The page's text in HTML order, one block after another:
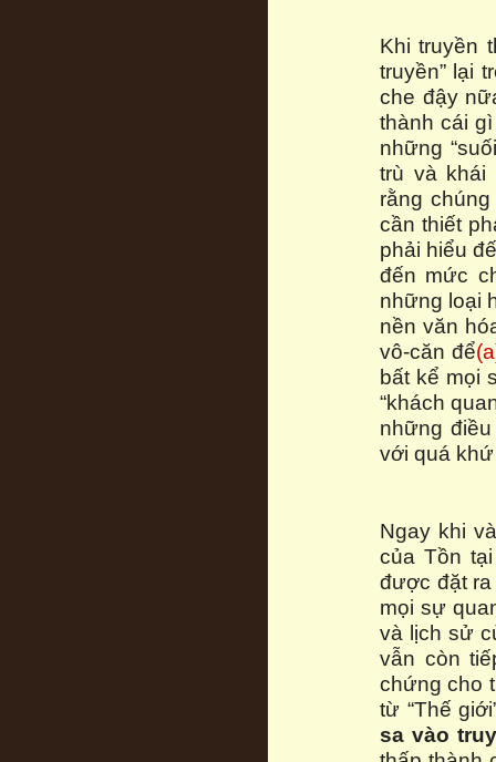
Khi truyền
truyền” lại
che đậy
thành cái
những
trù và khái
rằng
cần thiết
phải hiểu
đến mức
những loại
nền văn
vô-căn để
bất kể mọi
“khách
những
với quá
Ngay khi
của Tồn
được đặt
mọi sự
và lịch sử
vẫn còn
chứng cho
từ “Thế
sa vào